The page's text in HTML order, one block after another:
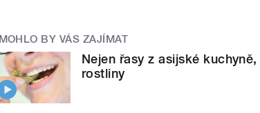
MOHLO BY VÁS ZAJÍMAT
Nejen řasy z asijské
rostliny